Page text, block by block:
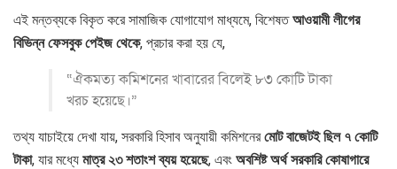
এই মন্তব্যকে বিকৃত করে সামাজিক যোগাযোগ মাধ্যমে, বিশেষতআওয়ামী লীগের
বিভিন্ন ফেসবুক পেইজ থেকে, প্রচার করা হয় যে,
“ঐকমত্য কমিশনের খাবারের বিলেই ৮৩ কোটি টাকা
খরচ হয়েছে।”
তথ্য যাচাইয়ে দেখা যায়, সরকারি হিসাব অনুযায়ী কমিশনেরমোট বাজেটই ছিল ৭ কোটি
টাকা, যার মধ্যে মাত্র ২৩ শতাংশ ব্যয় হয়েছে, এবং অবশিষ্ট অর্থ সরকারি কোষাগারে